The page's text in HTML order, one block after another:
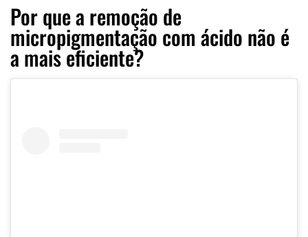
Por que a remoção de
micropigmentação com ácido não é
a mais eficiente?